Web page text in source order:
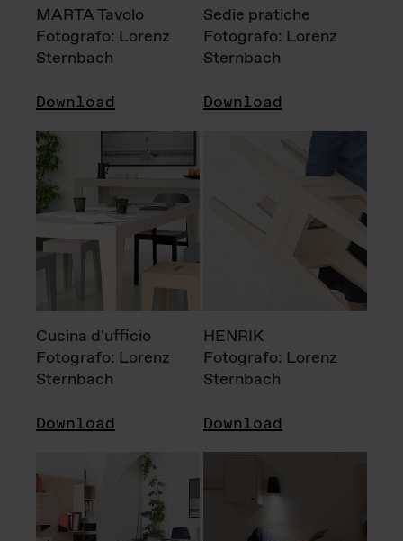
MARTA Tavolo
Fotografo: Lorenz
Sternbach
Download
Sedie pratiche
Fotografo: Lorenz
Sternbach
Download
Cucina d'ufficio
Fotografo: Lorenz
Sternbach
Download
HENRIK
Fotografo: Lorenz
Sternbach
Download